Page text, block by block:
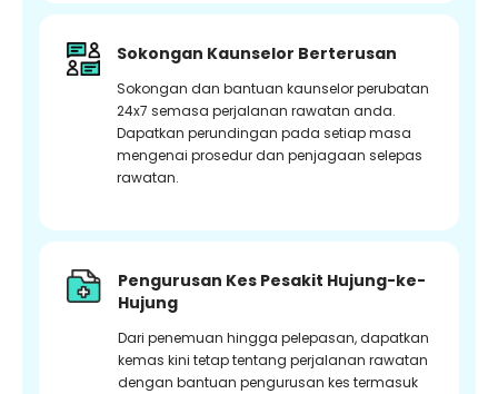
Sokongan Kaunselor Berterusan
Sokongan dan bantuan kaunselor perubatan
24x7 semasa perjalanan rawatan anda.
Dapatkan perundingan pada setiap masa
mengenai prosedur dan penjagaan selepas
rawatan.
Pengurusan Kes Pesakit Hujung-ke-
Hujung
Dari penemuan hingga pelepasan, dapatkan
kemas kini tetap tentang perjalanan rawatan
dengan bantuan pengurusan kes termasuk